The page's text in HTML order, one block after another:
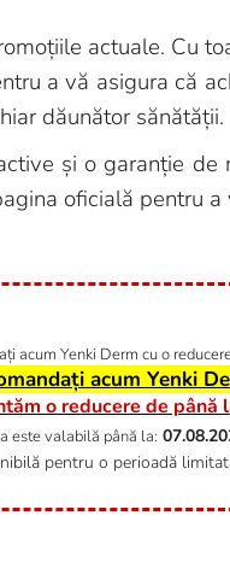
actuale. Cu
a vă asigura că
dăunător sănătății.
și o garanție
oficială pentru
acum Yenki Derm cu o
acum Yenki
o reducere de până
este valabilă până la:
pentru o perioadă